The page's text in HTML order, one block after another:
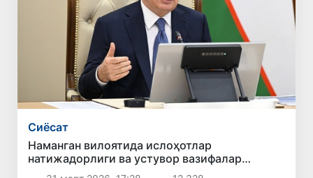
Сиёсат
Наманган вилоятида ислоҳотлар
натижадорлиги ва устувор вазифалар
муҳокама қилинди